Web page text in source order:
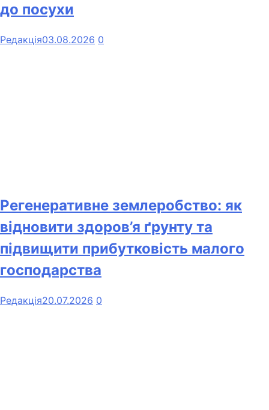
до посухи
Редакція03.08.2026 0
Регенеративне землеробство: як
відновити здоров’я ґрунту та
підвищити прибутковість малого
господарства
Редакція20.07.2026 0